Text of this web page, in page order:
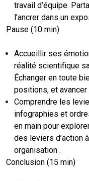
travail d’équipe.
l’ancrer dans un
Pause (10 min)
Accueillir ses
réalité scientifique
Échanger en toute
positions, et
Comprendre les
infographies et
en main pour
des leviers d’action
organisation .
Conclusion (15 min)